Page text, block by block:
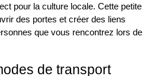
pour la culture locale. Cette petite
des portes et créer des liens
que vous rencontrez lors de
de transport